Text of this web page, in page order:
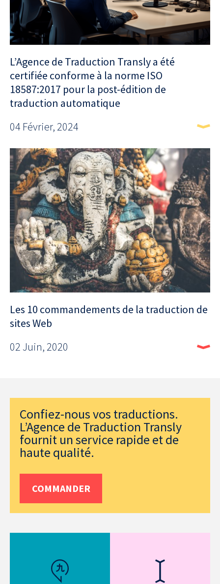
L’Agence de Traduction Transly a été
certifiée conforme à la norme ISO
18587:2017 pour la post-édition de
traduction automatique
04 Février, 2024
Les 10 commandements de la traduction de
sites Web
02 Juin, 2020
Confiez-nous vos traductions.
L’Agence de Traduction Transly
fournit un service rapide et de
haute qualité.
COMMANDER